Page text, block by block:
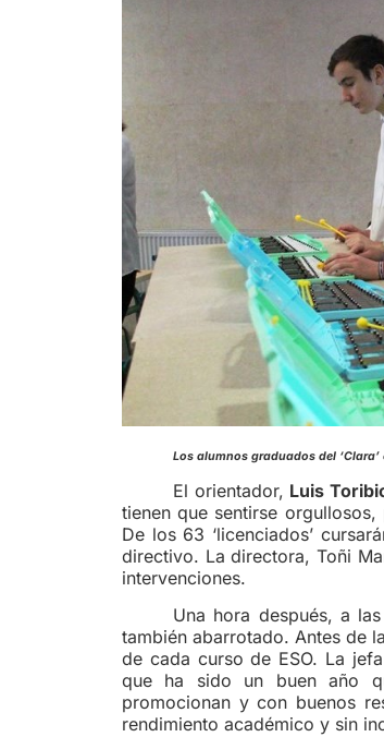
Los alumnos
El orientador, Luis
tienen que sentirse
De los 63 ‘licenciados’
directivo. La directora, Toñi
intervenciones.
Una hora después, a
también abarrotado. Antes de
de cada curso de ESO. La
que ha sido un buen año
promocionan y con buenos
rendimiento académico y sin